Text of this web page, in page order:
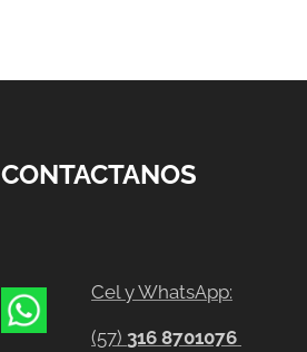
CONTACTANOS
Cel y WhatsApp:
(57) 316 8701076